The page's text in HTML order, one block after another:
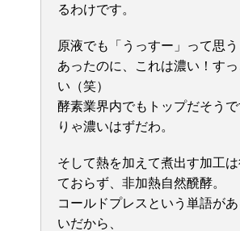
るわけです。
原液でも「うっすー」って思
あったのに、これは濃い！す
い（笑）
酵素業界内でもトップだそう
りゃ濃いはずだわ。
そして熱を加えて煮出す加工
ておらず、非加熱自然醗酵。
コールドプレスという単語が
いだから、